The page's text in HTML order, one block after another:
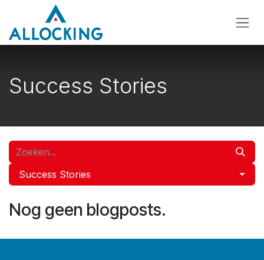
Overslaan naar inhoud
Success Stories
Success Stories
Nog geen blogposts.